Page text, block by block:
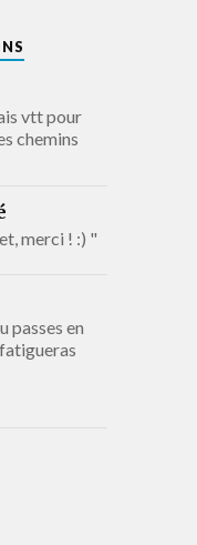
vtt pour
chemins
merci ! :) "
passes en